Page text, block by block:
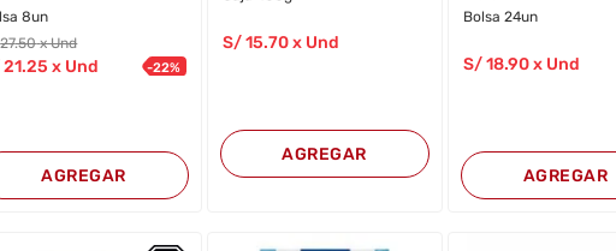
8un
27.50 x Und
21.25 x Und -22%
AGREGAR
S/15.70 x Und
AGREGAR
Bolsa 24un
S/18.90x Und
AGREGAR